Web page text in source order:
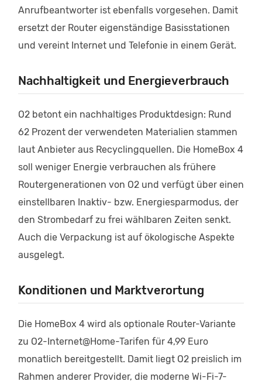
Anrufbeantworter ist ebenfalls vorgesehen. Damit
ersetzt der Router eigenständige Basisstationen
und vereint Internet und Telefonie in einem Gerät.
Nachhaltigkeit und Energieverbrauch
O2 betont ein nachhaltiges Produktdesign: Rund
62 Prozent der verwendeten Materialien stammen
laut Anbieter aus Recyclingquellen. Die HomeBox 4
soll weniger Energie verbrauchen als frühere
Routergenerationen von O2 und verfügt über einen
einstellbaren Inaktiv- bzw. Energiesparmodus, der
den Strombedarf zu frei wählbaren Zeiten senkt.
Auch die Verpackung ist auf ökologische Aspekte
ausgelegt.
Konditionen und Marktverortung
Die HomeBox 4 wird als optionale Router-Variante
zu O2-Internet@Home-Tarifen für 4,99 Euro
monatlich bereitgestellt. Damit liegt O2 preislich im
Rahmen anderer Provider, die moderne Wi-Fi-7-